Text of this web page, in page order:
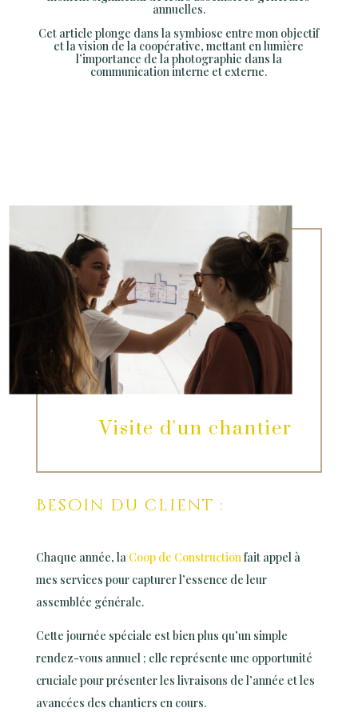
annuelles.
Cet article plonge dans la symbiose entre mon objectif
et la vision de la coopérative, mettant en lumière
l’importance de la photographie dans la
communication interne et externe.
Visite d'un chantier
Besoin du client :
Chaque année, la Coop de Constructionfait appel à
mes services pour capturer l’essence de leur
assemblée générale.
Cette journée spéciale est bien plus qu’un simple
rendez-vous annuel ; elle représente une opportunité
cruciale pour présenter les livraisons de l’année et les
avancées des chantiers en cours.